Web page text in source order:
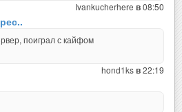
Ivankucherhere в08:50
поиграл с кайфом
hond1ksв22:19